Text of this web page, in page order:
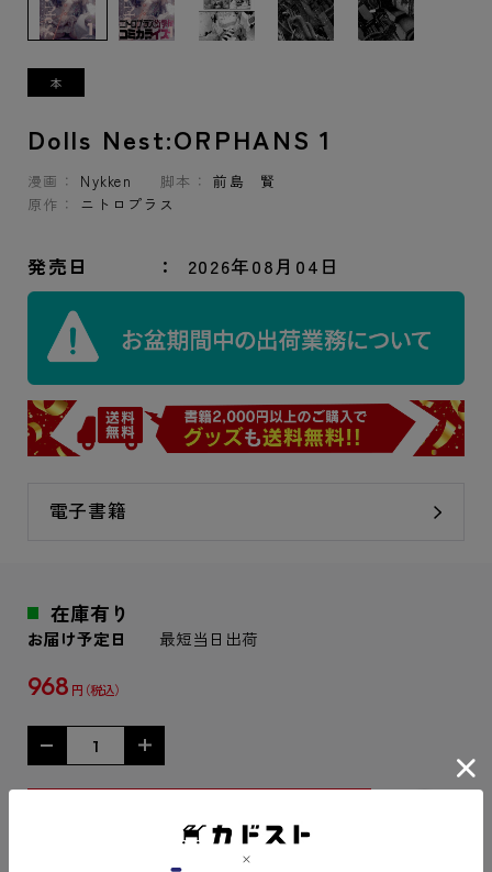
Dolls Nest:ORPHANS 1
漫画： Nykken 脚本： 前島 賢
原作：
ニトロプラス
発売日 2026年08月04日
電子書籍
在庫有り
お届け予定日 最短当日出荷
968 円